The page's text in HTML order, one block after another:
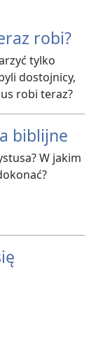
robi?
tylko
dostojnicy,
robi teraz?
biblijne
W jakim